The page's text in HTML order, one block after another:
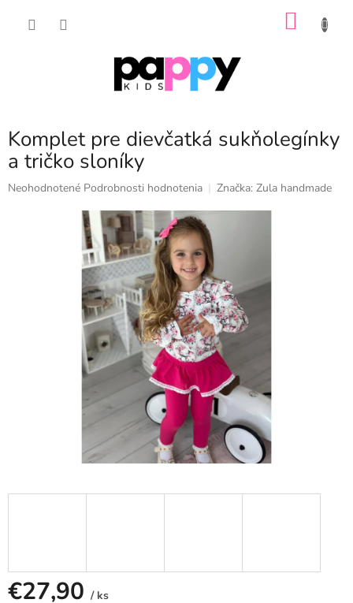
Komplet pre dievčatká sukňolegínky
a tričko sloníky
Priemerné
Neohodnotené Podrobnosti hodnotenia Značka: Zula handmade
€27,90 / ks